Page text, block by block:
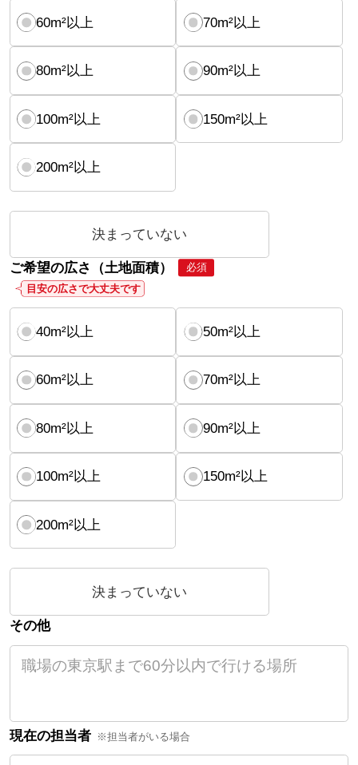
60m²以上 70m²以上
80m²以上 90m²以上
100m²以上 150m²以上
200m²以上
決まっていない
ご希望の広さ（土地面積）
必須
目安の広さで大丈夫です
40m²以上 50m²以上
60m²以上 70m²以上
80m²以上 90m²以上
100m²以上 150m²以上
200m²以上
決まっていない
その他
現在の担当者 ※担当者がいる場合